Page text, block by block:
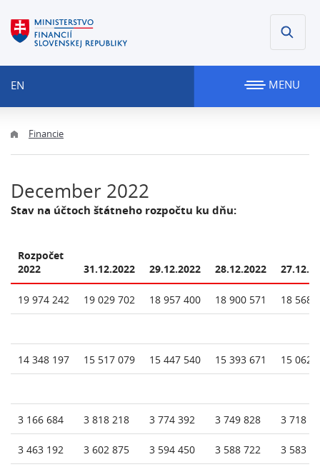
EN MENU
Financie
December 2022
Stav na účtoch štátneho rozpočtu ku dňu:
Rozpočet
2022
31.12.2022 29.12.2022 28.12.2022
19 974 242 19 029 702 18 957 400 18 900 571 18 568
14 348 197 15 517 079 15 447 540 15 393 671 15 062
3 166 684 3 818 218 3 774 392 3 749 828 3 718
3 463 192 3 602 875 3 594 450 3 588 722 3 583